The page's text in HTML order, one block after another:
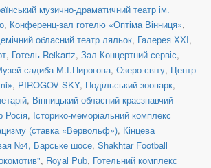
музично-драматичний театр ім.
, Конференц-зал готелю «Оптіма Вінниця»,
обласний театр ляльок, Галерея ХХІ,
, Готель Reikartz, Зал Концертний сервіс,
садиба М.І.Пирогова, Озеро світу, Центр
, PIROGOV SKY, Подільський зоопарк,
, Вінницький обласний краєзнавчий
Росія, Історико-меморіальний комплекс
(ставка «Вервольф»), Кінцева
№4, Барське шосе, Shakhtar Football
, Royal Pub, Готельний комплекс